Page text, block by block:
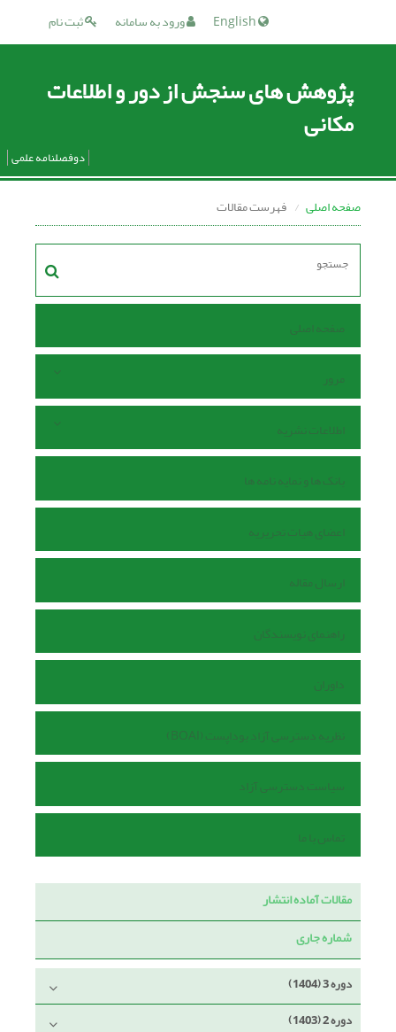
ثبت نام ورود به سامانه
پژوهش های سنجش از دور و اطلاعات
مکانی
دوفصلنامه علمی
صفحه اصلی فهرست مقالات
صفحه اصلی
مرور
اطلاعات نشریه
بانک ها و نمایه نامه ها
اعضای هیات تحریریه
ارسال مقاله
راهنمای نویسندگان
داوران
نظریه دسترسی آزاد بوداپست (BOAI)
سیاست دسترسی آزاد
تماس با ما
مقالات آماده انتشار
شماره جاری
دوره 3 (1404)
دوره 2 (1403)